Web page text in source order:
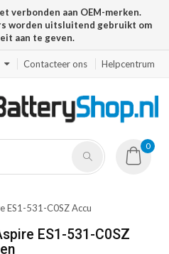
verbonden aan OEM-merken.
worden uitsluitend gebruikt om
aan te geven.
Contacteer ons Helpcentrum
0
ES1-531-C0SZ Accu
ES1-531-C0SZ